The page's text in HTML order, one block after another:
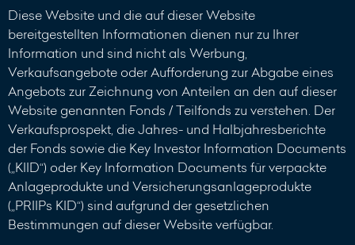
Diese Website und die auf dieser Website
bereitgestellten Informationen dienen nur zu Ihrer
Information und sind nicht als Werbung,
Verkaufsangebote oder Aufforderung zur Abgabe eines
Angebots zur Zeichnung von Anteilen an den auf dieser
Website genannten Fonds / Teilfonds zu verstehen. Der
Verkaufsprospekt, die Jahres- und Halbjahresberichte
der Fonds sowie die Key Investor Information Documents
(„KIID“) oder Key Information Documents für verpackte
Anlageprodukte und Versicherungsanlageprodukte
(„PRIIPs KID“) sind aufgrund der gesetzlichen
Bestimmungen auf dieser Website verfügbar.